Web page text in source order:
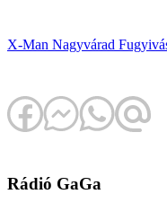
X-Man Nagyvárad
Rádió GaGa